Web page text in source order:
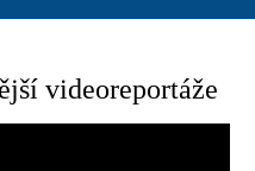
videoreportáže